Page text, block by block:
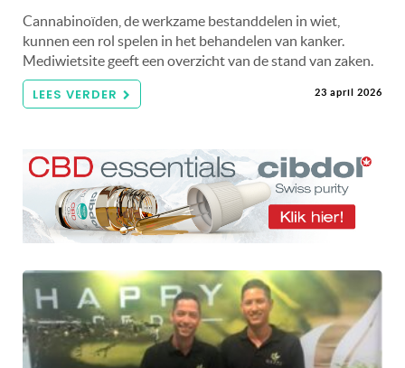
Cannabinoïden, de werkzame bestanddelen in wiet,
kunnen een rol spelen in het behandelen van kanker.
Mediwietsite geeft een overzicht van de stand van zaken.
LEES VERDER 23 april 2026